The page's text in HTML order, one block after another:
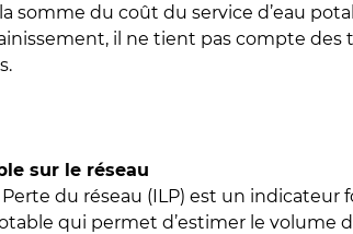
somme du coût du service d’eau
il ne tient pas compte des
sur le réseau
Perte du réseau (ILP) est un indicateur
qui permet d’estimer le volume